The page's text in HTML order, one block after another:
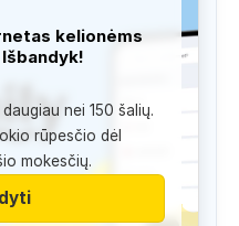
kelionėms
Išbandyk!
nei 150 šalių.
rūpesčio dėl
mokesčių.